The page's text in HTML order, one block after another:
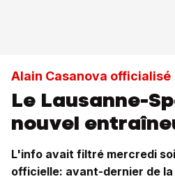
Alain Casanova officialisé
Le Lausanne-
nouvel
L'info avait filtré mercredi
officielle: avant-dernier de la